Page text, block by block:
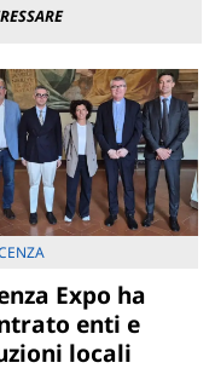
Expo ha
enti e
locali